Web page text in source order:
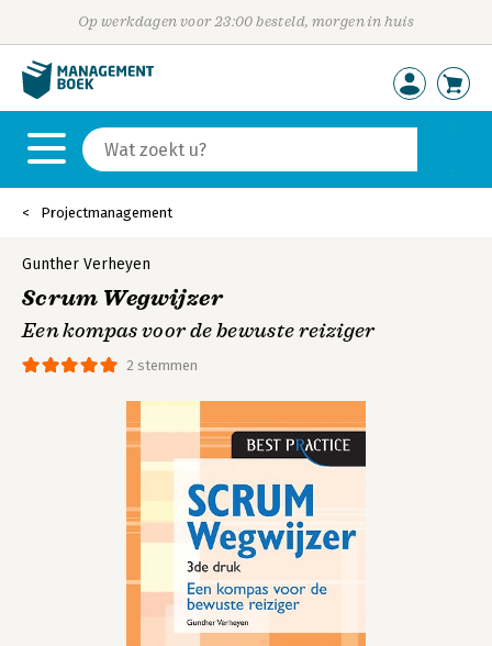
Op werkdagen voor 23:00 besteld, morgen in huis
Projectmanagement
2 stemmen
Gunther Verheyen
Scrum Wegwijzer
Een kompas voor de bewuste reiziger